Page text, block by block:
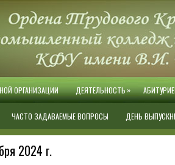
ОРГАНИЗАЦИИ ДЕЯТЕЛЬНОСТЬ»
ЧАСТО ЗАДАВАЕМЫЕ ВОПРОСЫ ДЕНЬ
2024 г.